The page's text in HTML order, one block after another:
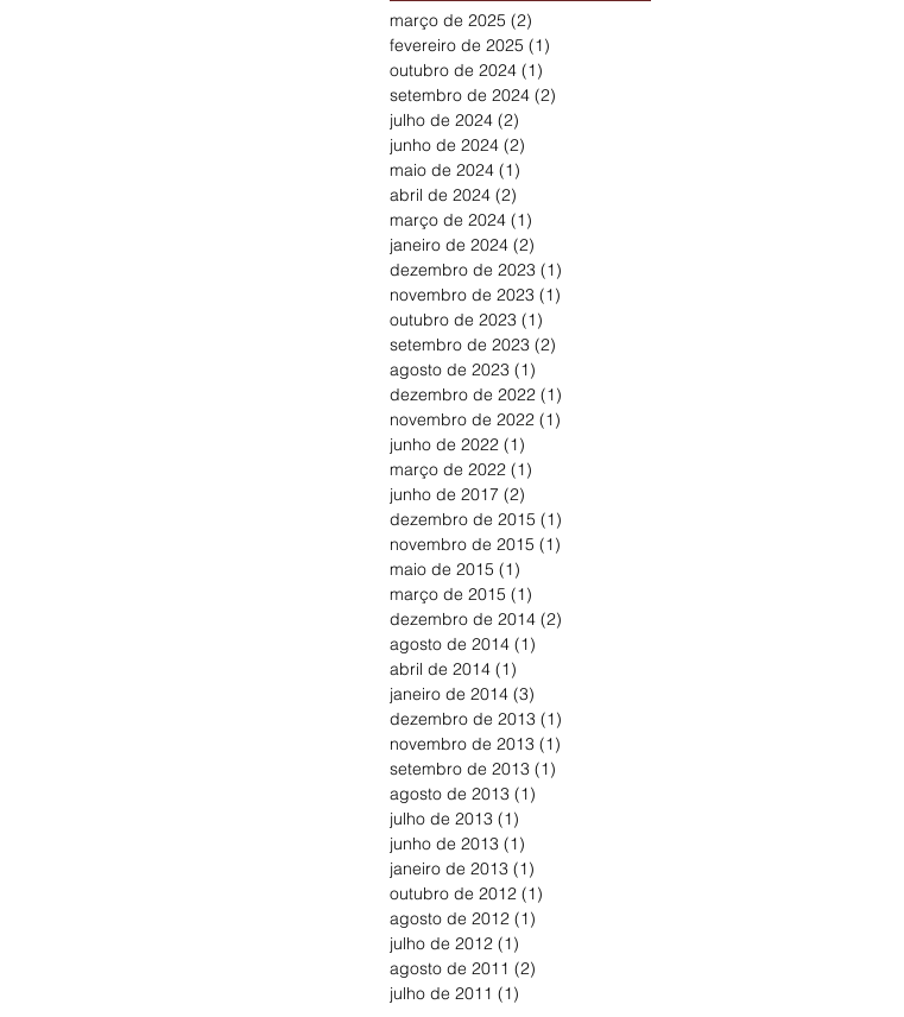
março de 2025 (2)
fevereiro de 2025 (1)
outubro de 2024 (1)
setembro de 2024 (2)
julho de 2024 (2)
junho de 2024 (2)
maio de 2024 (1)
abril de 2024 (2)
março de 2024 (1)
janeiro de 2024 (2)
dezembro de 2023 (1)
novembro de 2023 (1)
outubro de 2023 (1)
setembro de 2023 (2)
agosto de 2023 (1)
dezembro de 2022 (1)
novembro de 2022 (1)
junho de 2022 (1)
março de 2022 (1)
junho de 2017 (2)
dezembro de 2015 (1)
novembro de 2015 (1)
maio de 2015 (1)
março de 2015 (1)
dezembro de 2014 (2)
agosto de 2014 (1)
abril de 2014 (1)
janeiro de 2014 (3)
dezembro de 2013 (1)
novembro de 2013 (1)
setembro de 2013 (1)
agosto de 2013 (1)
julho de 2013 (1)
junho de 2013 (1)
janeiro de 2013 (1)
outubro de 2012 (1)
agosto de 2012 (1)
julho de 2012 (1)
agosto de 2011 (2)
julho de 2011 (1)